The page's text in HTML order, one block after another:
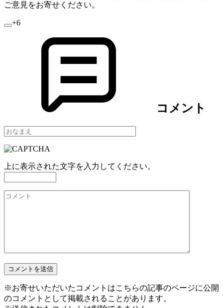
ご意見をお寄せください。
+6
コメント
上に表示された文字を入力してください。
※お寄せいただいたコメントはこちらの記事のページに公開
のコメントとして掲載されることがあります。